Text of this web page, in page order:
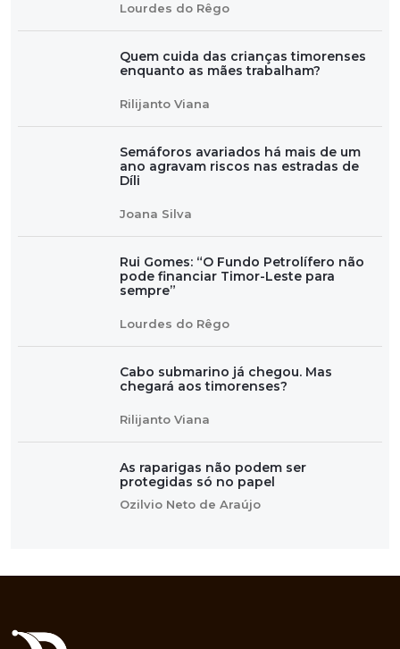
Lourdes do Rêgo
Quem cuida das crianças timorenses
enquanto as mães trabalham?
Rilijanto Viana
Semáforos avariados há mais de um
ano agravam riscos nas estradas de
Díli
Joana Silva
Rui Gomes: “O Fundo Petrolífero não
pode financiar Timor-Leste para
sempre”
Lourdes do Rêgo
Cabo submarino já chegou. Mas
chegará aos timorenses?
Rilijanto Viana
As raparigas não podem ser
protegidas só no papel
Ozilvio Neto de Araújo